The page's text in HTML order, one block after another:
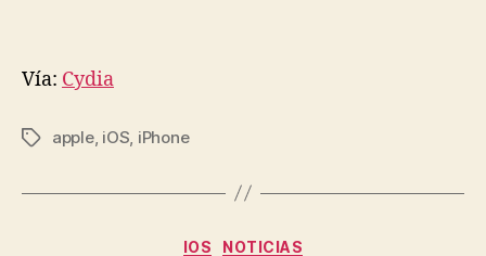
Vía: Cydia
Etiquetas
apple, iOS iPhone
Categorías
IOS NOTICIAS